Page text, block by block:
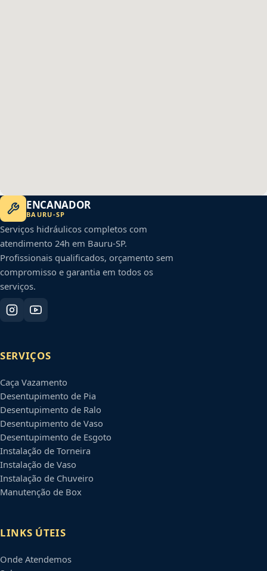
ENCANADOR
BAURU-SP
Serviços hidráulicos completos com
atendimento 24h em Bauru-SP.
Profissionais qualificados, orçamento sem
compromisso e garantia em todos os
serviços.
SERVIÇOS
Caça Vazamento
Desentupimento de Pia
Desentupimento de Ralo
Desentupimento de Vaso
Desentupimento de Esgoto
Instalação de Torneira
Instalação de Vaso
Instalação de Chuveiro
Manutenção de Box
LINKS ÚTEIS
Onde Atendemos